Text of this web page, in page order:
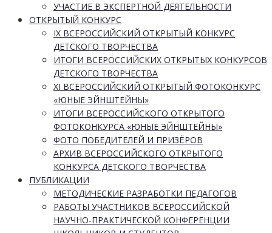
УЧАСТИЕ В ЭКСПЕРТНОЙ ДЕЯТЕЛЬНОСТИ
ОТКРЫТЫЙ КОНКУРС
IX ВСЕРОССИЙСКИЙ ОТКРЫТЫЙ КОНКУРС
ДЕТСКОГО ТВОРЧЕСТВА
ИТОГИ ВСЕРОССИЙСКИХ ОТКРЫТЫХ КОНКУРСОВ
ДЕТСКОГО ТВОРЧЕСТВА
XI ВСЕРОССИЙСКИЙ ОТКРЫТЫЙ ФОТОКОНКУРС
«ЮНЫЕ ЭЙНШТЕЙНЫ»
ИТОГИ ВСЕРОССИЙСКОГО ОТКРЫТОГО
ФОТОКОНКУРСА «ЮНЫЕ ЭЙНШТЕЙНЫ»
ФОТО ПОБЕДИТЕЛЕЙ И ПРИЗЁРОВ
АРХИВ ВСЕРОССИЙСКОГО ОТКРЫТОГО
КОНКУРСА ДЕТСКОГО ТВОРЧЕСТВА
ПУБЛИКАЦИИ
МЕТОДИЧЕСКИЕ РАЗРАБОТКИ ПЕДАГОГОВ
РАБОТЫ УЧАСТНИКОВ ВСЕРОССИЙСКОЙ
НАУЧНО-ПРАКТИЧЕСКОЙ КОНФЕРЕНЦИИ